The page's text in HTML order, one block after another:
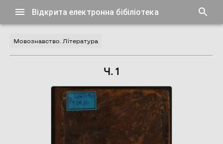
Відкрита електронна бібіліотека
Мовознавство. Література
Ч. 1